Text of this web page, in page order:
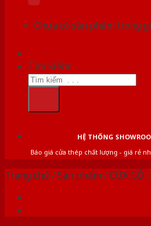
Chưa có sản phẩm trong
Tìm kiếm:
HỆ THỐNG
Báo giá cửa thép chất lượng - giá rẻ
Trang chủ /Sản phẩm /CỬA GỖ /